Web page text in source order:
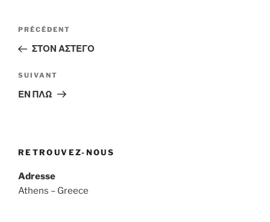
Navigation
l’article
Article
précédent
PRÉCÉDENT
ΣΤΟΝ ΑΣΤΕΓΟ
Article
suivant
SUIVANT
ΕΝ ΠΛΩ
RETROUVEZ-NOUS
Adresse
Athens – Greece